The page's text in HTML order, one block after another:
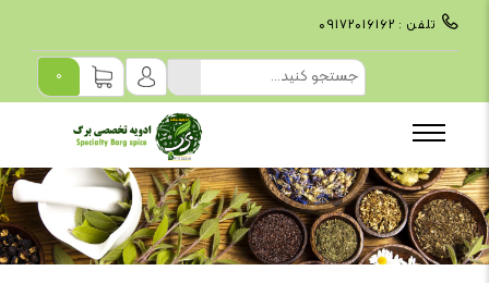
تلفن : 09172016162
0